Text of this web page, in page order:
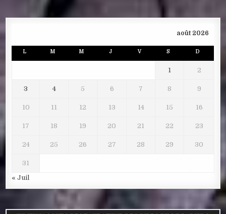
août 2026
L M M J V S D
1 2
3 4 5 6 7 8 9
10 11 12 13 14 15 16
17 18 19 20 21 22 23
24 25 26 27 28 29 30
31
« Juil